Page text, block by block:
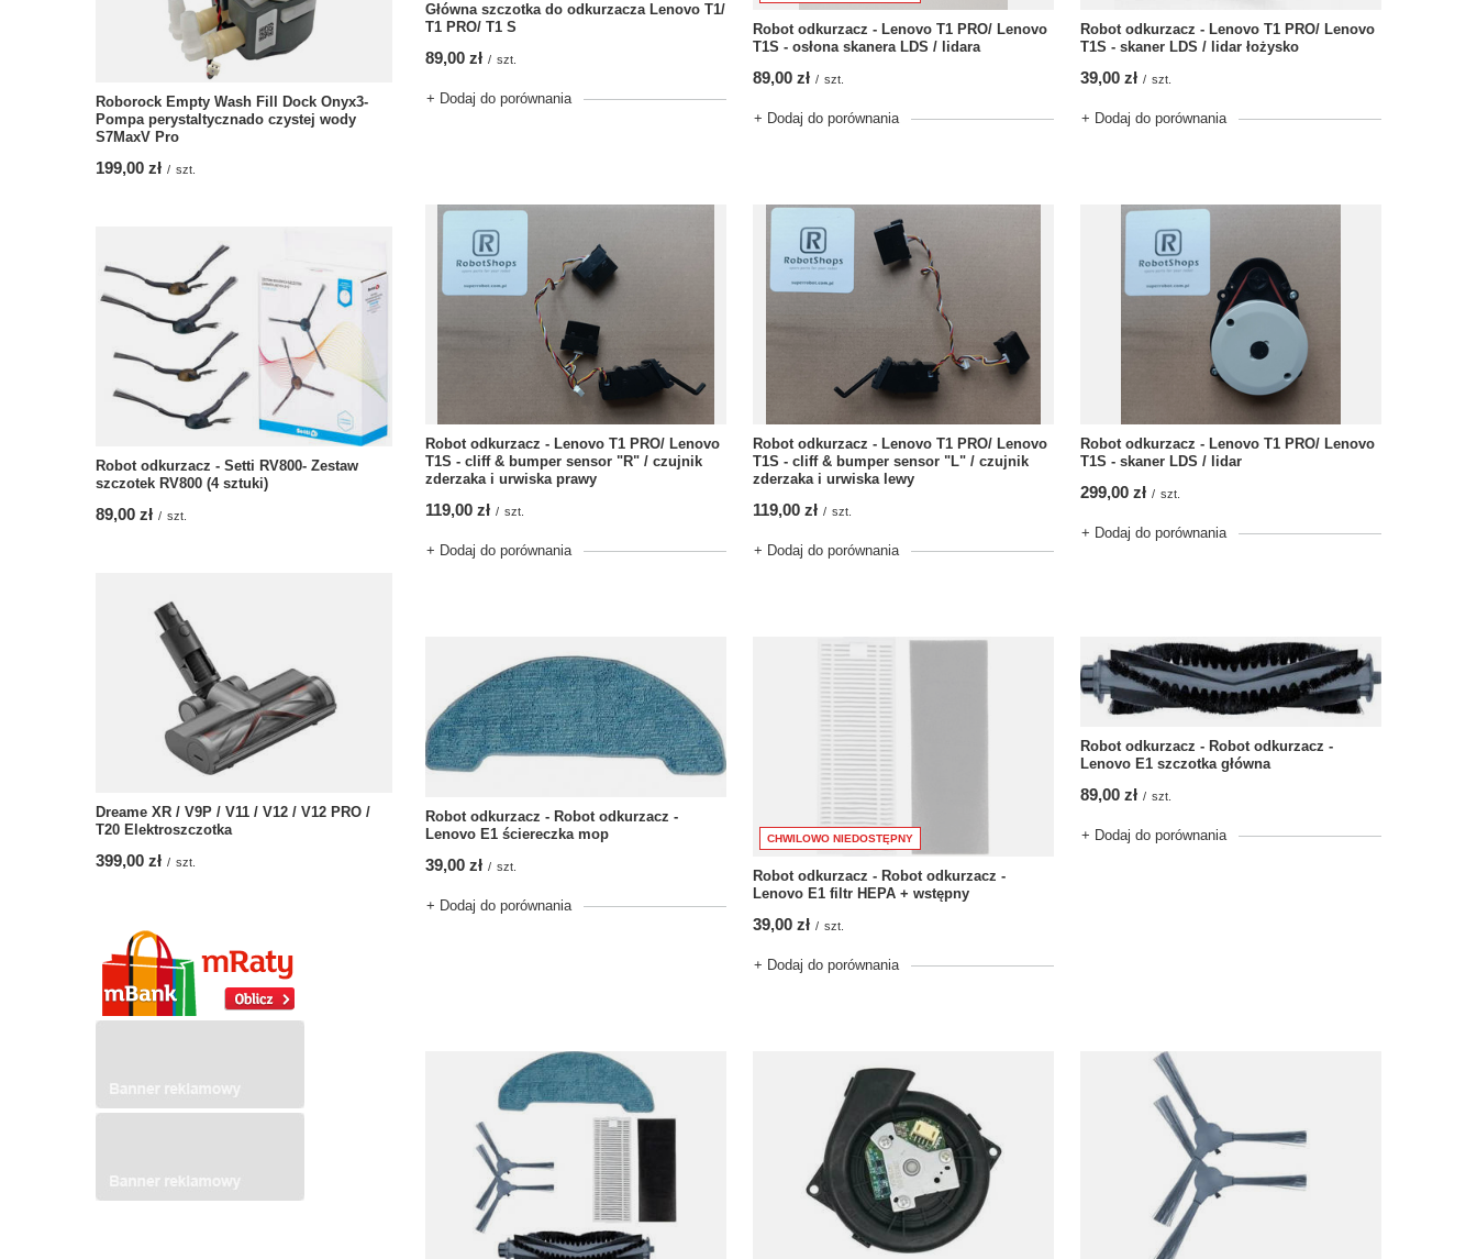
Roborock Empty Wash Fill Dock Onyx3-
Pompa perystaltycznado czystej wody
S7MaxV Pro
199,00 zł / szt.
Robot odkurzacz - Setti RV800- Zestaw
szczotek RV800 (4 sztuki)
89,00 zł / szt.
Dreame XR / V9P / V11 / V12 / V12 PRO /
T20 Elektroszczotka
399,00 zł / szt.
Główna szczotka do odkurzacza Lenovo T1/
T1 PRO/ T1 S
89,00 zł / szt.
+ Dodaj do porównania
Robot odkurzacz - Lenovo T1 PRO/ Lenovo
T1S - osłona skanera LDS / lidara
89,00 zł / szt.
+ Dodaj do porównania
Robot odkurzacz - Lenovo T1 PRO/ Lenovo
T1S - skaner LDS / lidar łożysko
39,00 zł / szt.
+ Dodaj do porównania
Robot odkurzacz - Lenovo T1 PRO/ Lenovo
T1S - cliff & bumper sensor "R" / czujnik
zderzaka i urwiska prawy
119,00 zł / szt.
+ Dodaj do porównania
Robot odkurzacz - Lenovo T1 PRO/ Lenovo
T1S - cliff & bumper sensor "L" / czujnik
zderzaka i urwiska lewy
119,00 zł / szt.
+ Dodaj do porównania
Robot odkurzacz - Lenovo T1 PRO/ Lenovo
T1S - skaner LDS / lidar
299,00 zł / szt.
+ Dodaj do porównania
Robot odkurzacz - Robot odkurzacz -
Lenovo E1 ściereczka mop
39,00 zł / szt.
+ Dodaj do porównania
CHWILOWO NIEDOSTĘPNY
Robot odkurzacz - Robot odkurzacz -
Lenovo E1 filtr HEPA + wstępny
39,00 zł / szt.
+ Dodaj do porównania
Robot odkurzacz - Robot odkurzacz -
Lenovo E1 szczotka główna
89,00 zł / szt.
+ Dodaj do porównania